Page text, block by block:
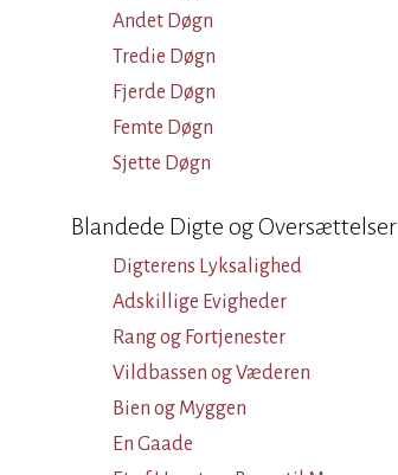
Andet Døgn
Tredie Døgn
Fjerde Døgn
Femte Døgn
Sjette Døgn
Blandede Digte og Oversættelser
Digterens Lyksalighed
Adskillige Evigheder
Rang og Fortjenester
Vildbassen og Væderen
Bien og Myggen
En Gaade